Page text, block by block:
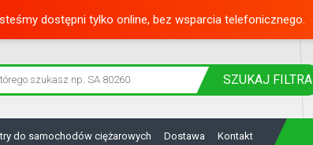
dostępni tylko online, bez wsparcia telefonicznego.
SZUKAJ FILTRA
do samochodów ciężarowych Dostawa Kontakt